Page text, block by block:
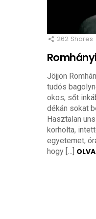
262 Shares
Jöjjön
tudós
okos, sőt
dékán sokat
Hasztalan
korholta,
egyetemet,
hogy […]